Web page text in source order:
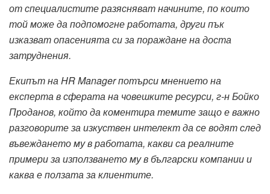
от специалистите разясняват начините, по които
той може да подпомогне работата, други пък
изказват опасенията си за пораждане на доста
затруднения.
Екипът на HR Manager потърси мнението на
експерта в сферата на човешките ресурси, г-н Бойко
Проданов, който да коментира темите защо е важно
разговорите за изкуствен интелект да се водят след
въвеждането му в работата, какви са реалните
примери за използването му в български компании и
каква е ползата за клиентите.